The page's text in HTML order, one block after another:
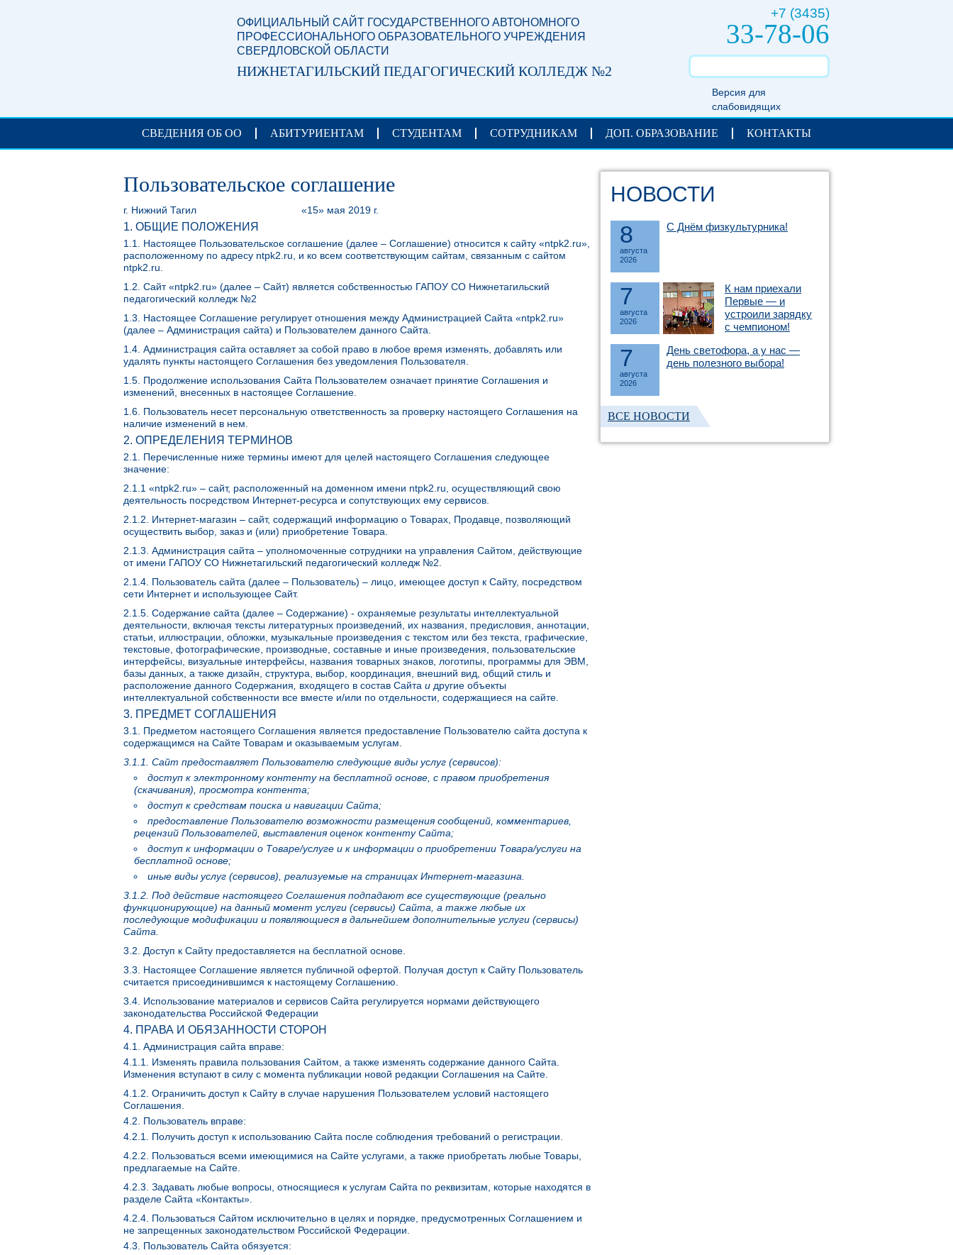
+7 (3435)
33-78-06
Версия для
слабовидящих
ОФИЦИАЛЬНЫЙ САЙТ ГОСУДАРСТВЕННОГО АВТОНОМНОГО
ПРОФЕССИОНАЛЬНОГО ОБРАЗОВАТЕЛЬНОГО УЧРЕЖДЕНИЯ
СВЕРДЛОВСКОЙ ОБЛАСТИ
НИЖНЕТАГИЛЬСКИЙ ПЕДАГОГИЧЕСКИЙ КОЛЛЕДЖ №2
СВЕДЕНИЯ ОБ ОО АБИТУРИЕНТАМ СТУДЕНТАМ СОТРУДНИКАМ ДОП. ОБРАЗОВАНИЕ КОНТАКТЫ
Пользовательское соглашение
г. Нижний Тагил «15» мая 2019 г.
1. ОБЩИЕ ПОЛОЖЕНИЯ
1.1. Настоящее Пользовательское соглашение (далее – Соглашение) относится к сайту «ntpk2.ru»,
расположенному по адресу ntpk2.ru, и ко всем соответствующим сайтам, связанным с сайтом
ntpk2.ru.
1.2. Сайт «ntpk2.ru» (далее – Сайт) является собственностью ГАПОУ СО Нижнетагильский
педагогический колледж №2
1.3. Настоящее Соглашение регулирует отношения между Администрацией Сайта «ntpk2.ru»
(далее – Администрация сайта) и Пользователем данного Сайта.
1.4. Администрация сайта оставляет за собой право в любое время изменять, добавлять или
удалять пункты настоящего Соглашения без уведомления Пользователя.
1.5. Продолжение использования Сайта Пользователем означает принятие Соглашения и
изменений, внесенных в настоящее Соглашение.
1.6. Пользователь несет персональную ответственность за проверку настоящего Соглашения на
наличие изменений в нем.
2. ОПРЕДЕЛЕНИЯ ТЕРМИНОВ
2.1. Перечисленные ниже термины имеют для целей настоящего Соглашения следующее
значение:
2.1.1 «ntpk2.ru» – сайт, расположенный на доменном имени ntpk2.ru, осуществляющий свою
деятельность посредством Интернет-ресурса и сопутствующих ему сервисов.
2.1.2. Интернет-магазин – сайт, содержащий информацию о Товарах, Продавце, позволяющий
осуществить выбор, заказ и (или) приобретение Товара.
2.1.3. Администрация сайта – уполномоченные сотрудники на управления Сайтом, действующие
от имени ГАПОУ СО Нижнетагильский педагогический колледж №2.
2.1.4. Пользователь сайта (далее – Пользователь) – лицо, имеющее доступ к Сайту, посредством
сети Интернет и использующее Сайт.
2.1.5. Содержание сайта (далее – Содержание) - охраняемые результаты интеллектуальной
деятельности, включая тексты литературных произведений, их названия, предисловия, аннотации,
статьи, иллюстрации, обложки, музыкальные произведения с текстом или без текста, графические,
текстовые, фотографические, производные, составные и иные произведения, пользовательские
интерфейсы, визуальные интерфейсы, названия товарных знаков, логотипы, программы для ЭВМ,
базы данных, а также дизайн, структура, выбор, координация, внешний вид, общий стиль и
расположение данного Содержания
входящего в состав Сайта и другие объекты
интеллектуальной собственности все вместе и/или по отдельности, содержащиеся на сайте.
3. ПРЕДМЕТ СОГЛАШЕНИЯ
3.1. Предметом настоящего Соглашения является предоставление Пользователю сайта доступа к
содержащимся на Сайте Товарам и оказываемым услугам.
3.1.1.
Сайт предоставляет Пользователю следующие виды услуг (сервисов):
доступ к электронному контенту на бесплатной основе, с правом приобретения
(скачивания), просмотра контента;
доступ к средствам поиска и навигации Сайта;
предоставление Пользователю возможности размещения сообщений, комментариев,
рецензий Пользователей, выставления оценок контенту Сайта;
доступ к информации о Товаре/услуге и к информации о приобретении Товара/услуги на
бесплатной основе;
иные виды услуг (сервисов), реализуемые на страницах Интернет-магазина.
3.1.2. Под действие настоящего Соглашения подпадают все существующие (реально
функционирующие) на данный момент услуги (сервисы) Сайта, а также любые их
последующие модификации и появляющиеся в дальнейшем дополнительные услуги (сервисы)
Сайта.
3.2. Доступ к Сайту предоставляется на бесплатной основе.
3.3. Настоящее Соглашение является публичной офертой. Получая доступ к Сайту Пользователь
считается присоединившимся к настоящему Соглашению.
3.4. Использование материалов и сервисов Сайта регулируется нормами действующего
законодательства Российской Федерации
4. ПРАВА И ОБЯЗАННОСТИ СТОРОН
4.1. Администрация сайта вправе:
4.1.1. Изменять правила пользования Сайтом, а также изменять содержание данного Сайта.
Изменения вступают в силу с момента публикации новой редакции Соглашения на Сайте.
4.1.2. Ограничить доступ к Сайту в случае нарушения Пользователем условий настоящего
Соглашения.
4.2. Пользователь вправе:
4.2.1. Получить доступ к использованию Сайта после соблюдения требований о регистрации.
4.2.2. Пользоваться всеми имеющимися на Сайте услугами, а также приобретать любые Товары,
предлагаемые на Сайте.
4.2.3. Задавать любые вопросы, относящиеся к услугам Сайта по реквизитам, которые находятся в
разделе Сайта «Контакты».
4.2.4. Пользоваться Сайтом исключительно в целях и порядке, предусмотренных Соглашением и
не запрещенных законодательством Российской Федерации.
4.3. Пользователь Сайта обязуется:
НОВОСТИ
8
августа
2026
С Днём физкультурника!
7
августа
2026
К нам приехали
Первые — и
устроили зарядку
с чемпионом!
7
августа
2026
День светофора, а у нас —
день полезного выбора!
ВСЕ НОВОСТИ